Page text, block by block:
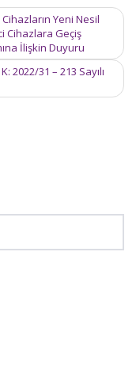
Yeni Nesil
Cihazlara Geçiş
İlişkin Duyuru
2022/31 – 213 Sayılı